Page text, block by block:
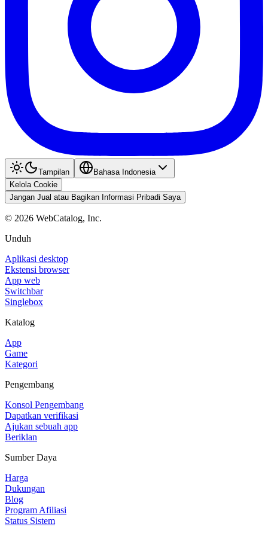
Tampilan
Bahasa Indonesia
Kelola Cookie
Jangan Jual atau Bagikan Informasi Pribadi Saya
© 2026 WebCatalog, Inc.
Unduh
Aplikasi desktop
Ekstensi browser
App web
Switchbar
Singlebox
Katalog
App
Game
Kategori
Pengembang
Konsol Pengembang
Dapatkan verifikasi
Ajukan sebuah app
Beriklan
Sumber Daya
Harga
Dukungan
Blog
Program Afiliasi
Status Sistem